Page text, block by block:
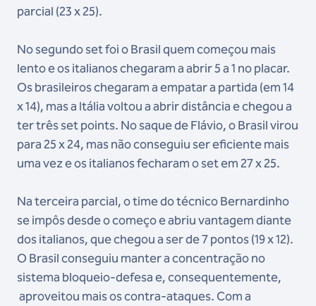
parcial (23 x 25).
No segundo set foi o Brasil quem começou mais
lento e os italianos chegaram a abrir 5 a 1 no placar.
Os brasileiros chegaram a empatar a partida (em 14
x 14), mas a Itália voltou a abrir distância e chegou a
ter três set points. No saque de Flávio, o Brasil virou
para 25 x 24, mas não conseguiu ser eficiente mais
uma vez e os italianos fecharam o set em 27 x 25.
Na terceira parcial, o time do técnico Bernardinho
se impôs desde o começo e abriu vantagem diante
dos italianos, que chegou a ser de 7 pontos (19 x 12).
O Brasil conseguiu manter a concentração no
sistema bloqueio-defesa e, consequentemente,
aproveitou mais os contra-ataques. Com a